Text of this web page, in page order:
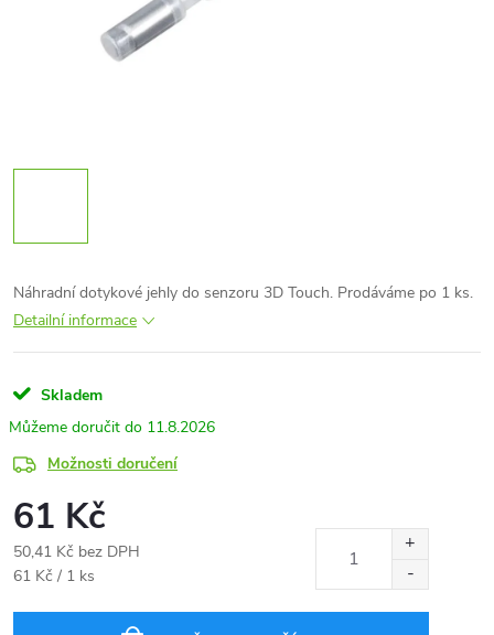
Náhradní dotykové jehly do senzoru 3D Touch. Prodáváme po 1 ks.
Detailní informace
Skladem
11.8.2026
Možnosti doručení
61 Kč
50,41 Kč bez DPH
Měrná
61 Kč / 1 ks